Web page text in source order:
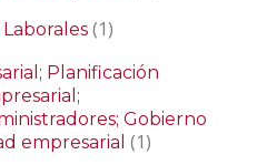
(1)
Planificación
Gobierno
empresarial (1)